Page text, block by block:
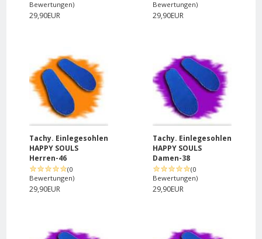
Bewertungen)
29,90EUR
Bewertungen)
29,90EUR
Tachy. Einlegesohlen
HAPPY SOULS
Herren-46
(0
Bewertungen)
29,90EUR
Tachy. Einlegesohlen
HAPPY SOULS
Damen-38
(0
Bewertungen)
29,90EUR